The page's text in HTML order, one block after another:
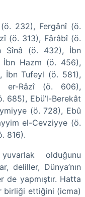
232), Fergânî (ö.
(ö. 313), Fârâbî (ö.
Sînâ (ö. 432), İbn
Hazm (ö. 456),
İbn Tufeyl (ö. 581),
er-Râzî (ö. 606),
685), Ebü’l-Berekât
(ö. 728), Ebû
el-Cevziyye (ö.
816).
olduğunu
deliller, Dünya’nın
de yapmıştır. Hatta
birliği ettiğini (icma)